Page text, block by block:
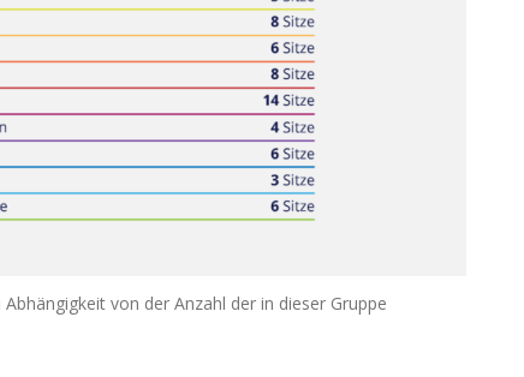
von der Anzahl der in dieser Gruppe